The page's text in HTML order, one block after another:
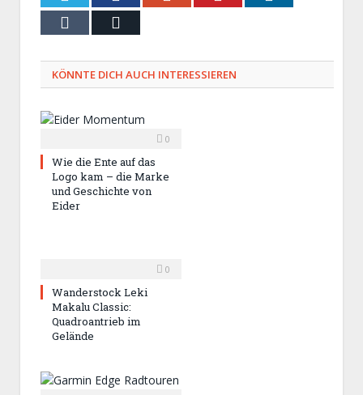
Tumblr
KÖNNTE DICH AUCH INTERESSIEREN
0
Wie die Ente auf das
Logo kam – die Marke
und Geschichte von
Eider
0
Wanderstock Leki
Makalu Classic:
Quadroantrieb im
Gelände